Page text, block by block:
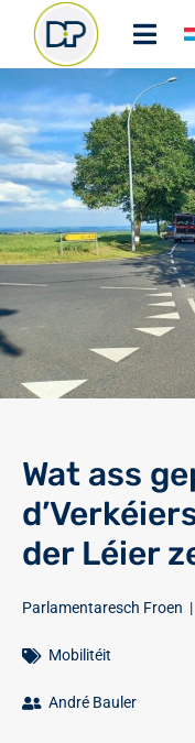
Wat ass
der Léier
Parlamentaresch Froen |
Mobilitéit
André Bauler